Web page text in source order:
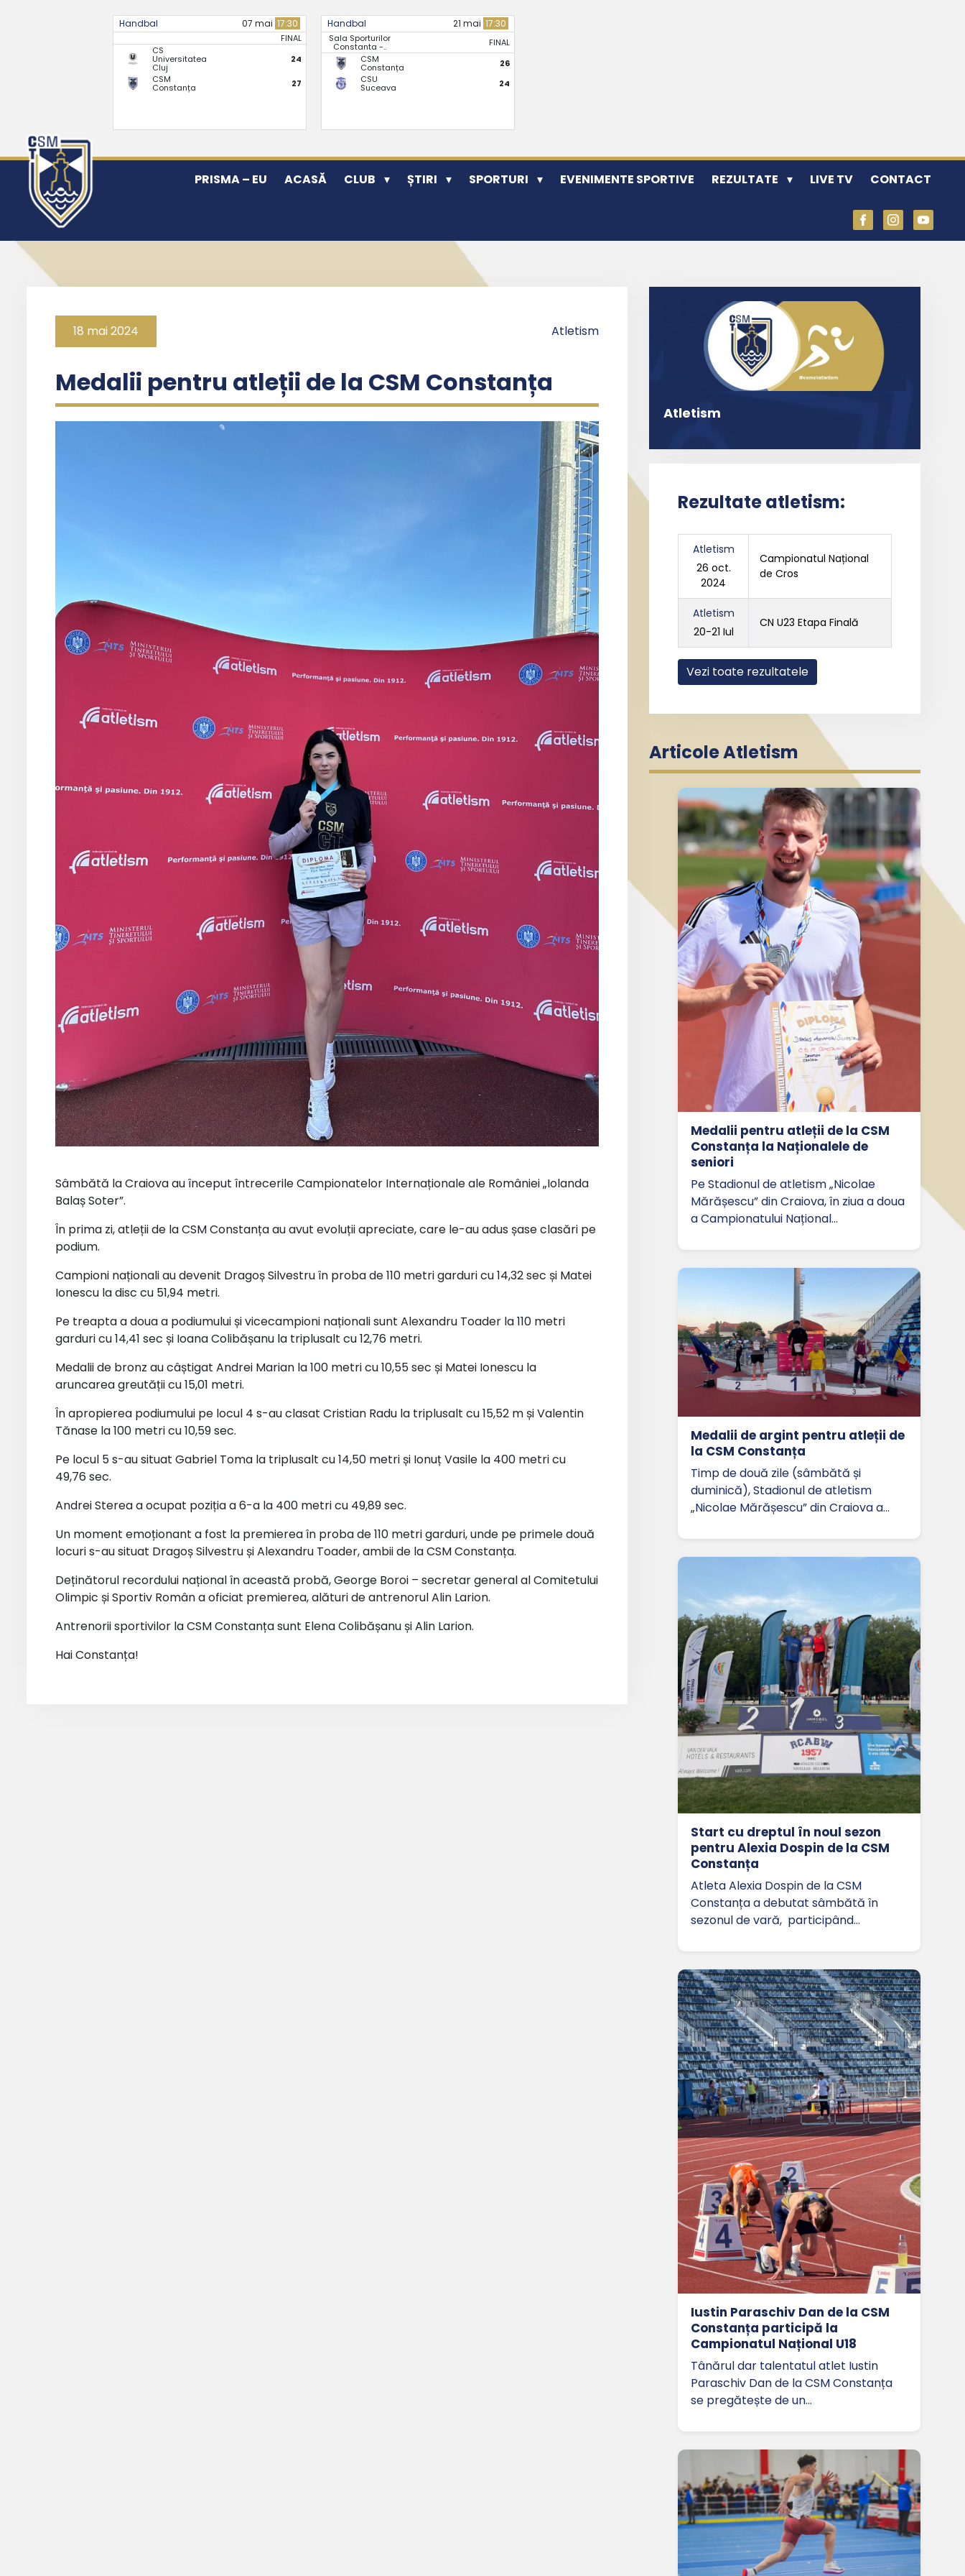
Handbal 07 mai 17:30
FINAL
CS
Universitatea
Cluj
24
CSM
Constanța 27
Handbal 21 mai 17:30
Sala Sporturilor
Constanta -..
FINAL
CSM
Constanța
26
CSU
Suceava 24
PRISMA – EU ACASĂ CLUB ȘTIRI SPORTURI EVENIMENTE SPORTIVE REZULTATE LIVE TV CONTACT
18 mai 2024 Atletism
Medalii pentru atleții de la CSM Constanța
Sâmbătă la Craiova au început întrecerile Campionatelor Internaționale ale României „Iolanda
Balaș Soter”.
În prima zi, atleții de la CSM Constanța au avut evoluții apreciate, care le-au adus șase clasări pe
podium.
Campioni naționali au devenit Dragoș Silvestru în proba de 110 metri garduri cu 14,32 sec și Matei
Ionescu la disc cu 51,94 metri.
Pe treapta a doua a podiumului și vicecampioni naționali sunt Alexandru Toader la 110 metri
garduri cu 14,41 sec și Ioana Colibășanu la triplusalt cu 12,76 metri.
Medalii de bronz au câștigat Andrei Marian la 100 metri cu 10,55 sec și Matei Ionescu la
aruncarea greutății cu 15,01 metri.
În apropierea podiumului pe locul 4 s-au clasat Cristian Radu la triplusalt cu 15,52 m și Valentin
Tănase la 100 metri cu 10,59 sec.
Pe locul 5 s-au situat Gabriel Toma la triplusalt cu 14,50 metri și Ionuț Vasile la 400 metri cu
49,76 sec.
Andrei Sterea a ocupat poziția a 6-a la 400 metri cu 49,89 sec.
Un moment emoționant a fost la premierea în proba de 110 metri garduri, unde pe primele două
locuri s-au situat Dragoș Silvestru și Alexandru Toader, ambii de la CSM Constanța.
Deținătorul recordului național în această probă, George Boroi – secretar general al Comitetului
Olimpic și Sportiv Român a oficiat premierea, alături de antrenorul Alin Larion.
Antrenorii sportivilor la CSM Constanța sunt Elena Colibășanu și Alin Larion.
Hai Constanța!
Atletism
Rezultate atletism:
Atletism
26 oct.
2024
Campionatul Național
de Cros
Atletism
20-21 Iul
CN U23 Etapa Finală
Vezi toate rezultatele
Articole Atletism
Medalii pentru atleții de la CSM
Constanța la Naționalele de
seniori
Pe Stadionul de atletism „Nicolae
Mărășescu” din Craiova, în ziua a doua
a Campionatului Național…
Medalii de argint pentru atleții de
la CSM Constanța
Timp de două zile (sâmbătă și
duminică), Stadionul de atletism
„Nicolae Mărășescu” din Craiova a…
Start cu dreptul în noul sezon
pentru Alexia Dospin de la CSM
Constanța
Atleta Alexia Dospin de la CSM
Constanța a debutat sâmbătă în
sezonul de vară, participând…
Iustin Paraschiv Dan de la CSM
Constanța participă la
Campionatul Național U18
Tânărul dar talentatul atlet Iustin
Paraschiv Dan de la CSM Constanța
se pregătește de un…